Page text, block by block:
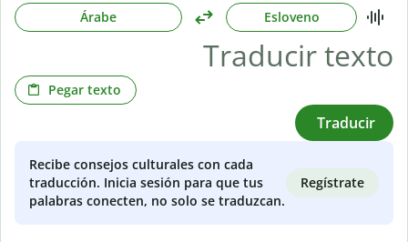
Árabe Esloveno
Pegar texto
Traducir
Recibe consejos culturales con cada
traducción. Inicia sesión para que tus
palabras conecten, no solo se traduzcan.
Regístrate